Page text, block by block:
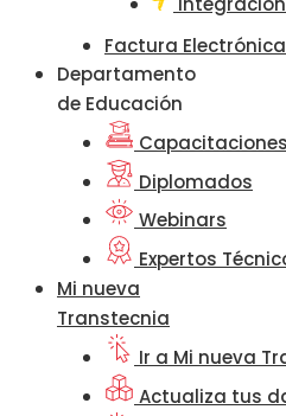
Factura
Departamento
de Educación
Capacitaciones
Diplomados
Webinars
Expertos
Mi nueva
Transtecnia
Ir a Mi nueva
Actualiza tus